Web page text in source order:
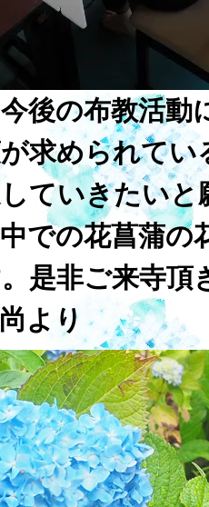
後の布教活動
求められてい
ていきたい
での花菖蒲の
是非ご来寺頂
より